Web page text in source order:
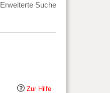
Erweiterte Suche
Zur Hilfe